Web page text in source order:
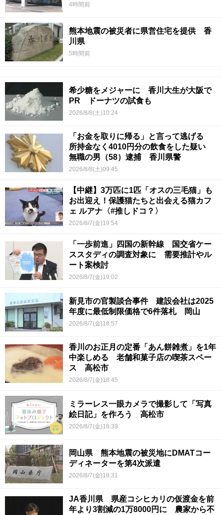
4時間前
熊本地震の被災者に県営住宅を提供 香
川県
5時間前
希少糖をメジャーに 香川大生が大阪で
PR ドーナツの試食も
2026/8/8(土)10:24
「お金を取りに帰る」と言って逃げる
所持金なく4010円分の飲食をした疑い
無職の男（58）逮捕 香川県警
2026/8/8(土)09:45
【中継】3万匹に1匹「オスの三毛猫」も
お出迎え！保護猫たちと出会える猫カフ
ェ ルアナ〈#推しドコ？〉
2026/8/7(金)19:54
「一歩前進」四国の新幹線 国交省ケー
ススタディの調査対象に 需要推計やル
ート案検討
2026/8/7(金)19:02
新見市の官製談合事件 建設会社は2025
年度に最低制限価格で6件落札 岡山
2026/8/7(金)18:57
香川のお正月の定番「あん餅雑煮」を1年
中楽しめる 老舗和菓子店の喫茶スペー
ス 高松市
2026/8/7(金)18:45
ミラーレス一眼カメラで撮影して「写真
絵日記」を作ろう 高松市
2026/8/7(金)18:39
岡山県 熊本地震の被災地にDMATコー
ディネーターを第4次派遣
2026/8/7(金)18:31
JA香川県 県産コシヒカリの仮渡金を前
年より3割減の1万8000円に 農家から不